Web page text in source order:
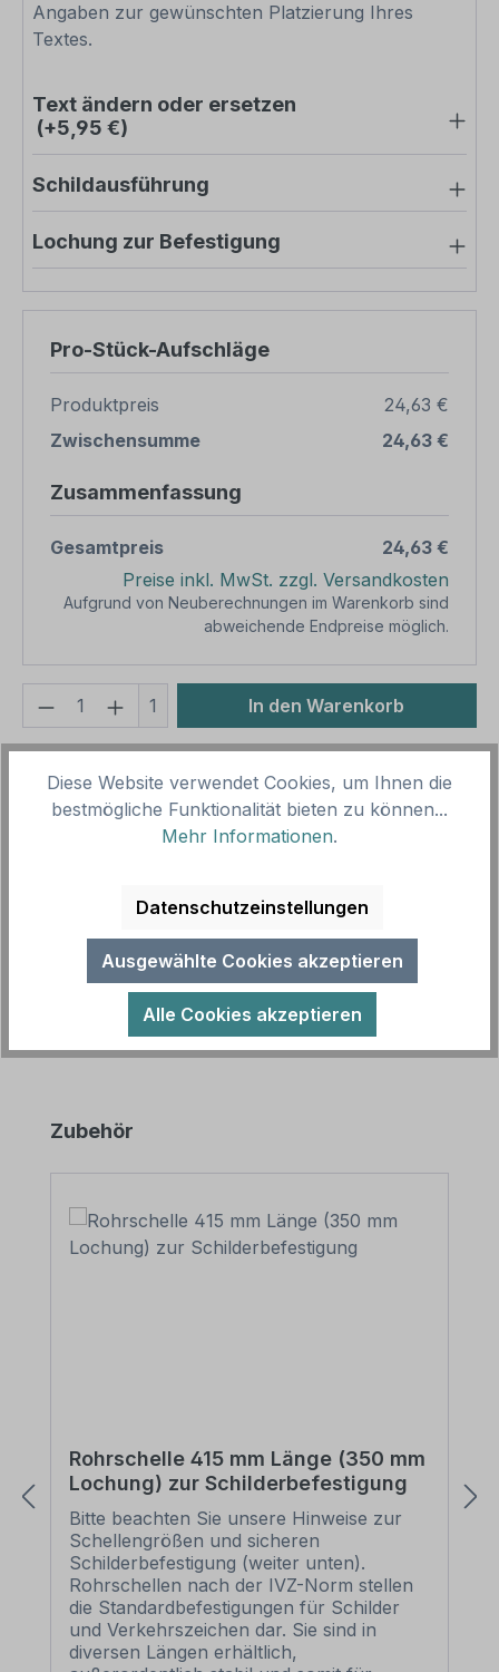
Angaben zur gewünschten Platzierung Ihres
Textes.
Text ändern oder ersetzen
(+5,95 €)
Schildausführung
Lochung zur Befestigung
Pro-Stück-Aufschläge
Produktpreis
24,63 €
Zwischensumme
24,63 €
Zusammenfassung
Gesamtpreis
24,63 €
Preise inkl. MwSt. zzgl. Versandkosten
Aufgrund von Neuberechnungen im Warenkorb sind
abweichende Endpreise möglich.
Produkt Anzahl: Gib den
1 In den Warenkorb
Vorlagenummer: HW-TS-55
Hochwertiges Schild für Pferdehöfe und Ställe –
Stallschilder werden nicht…Mehr
Produktgalerie überspringen
Zubehör
Rohrschelle 415 mm Länge (350 mm
Lochung) zur Schilderbefestigung
Bitte beachten Sie unsere Hinweise zur
Schellengrößen und sicheren
Schilderbefestigung (weiter unten).
Rohrschellen nach der IVZ-Norm stellen
die Standardbefestigungen für Schilder
und Verkehrszeichen dar. Sie sind in
diversen Längen erhältlich,
Diese Website verwendet Cookies, um Ihnen die
bestmögliche Funktionalität bieten zu können...
Mehr Informationen.
Datenschutzeinstellungen
Ausgewählte Cookies akzeptieren
Alle Cookies akzeptieren